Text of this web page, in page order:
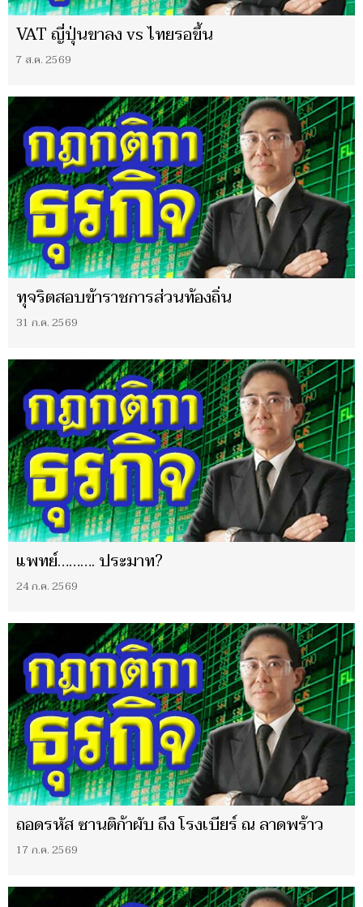
VAT ญี่ปุ่นขาลง vs ไทยรอขึ้น
7 ส.ค. 2569
ทุจริตสอบข้าราชการส่วนท้องถิ่น
31 ก.ค. 2569
แพทย์………. ประมาท?
24 ก.ค. 2569
ถอดรหัส ซานติก้าผับ ถึง โรงเบียร์ ณ ลาดพร้าว
17 ก.ค. 2569